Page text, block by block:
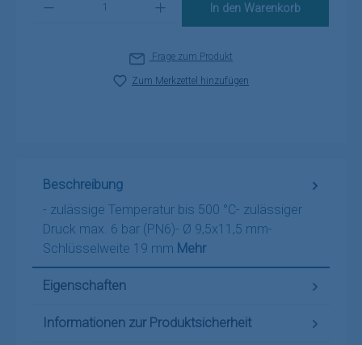
In den Warenkorb
Frage zum Produkt
Zum Merkzettel hinzufügen
Beschreibung
- zulässige Temperatur bis 500 °C- zulässiger
Druck max. 6 bar (PN6)- Ø 9,5x11,5 mm-
Schlüsselweite 19 mm Mehr
Eigenschaften
Informationen zur Produktsicherheit